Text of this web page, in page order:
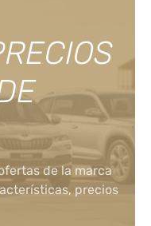
de la marca
precios